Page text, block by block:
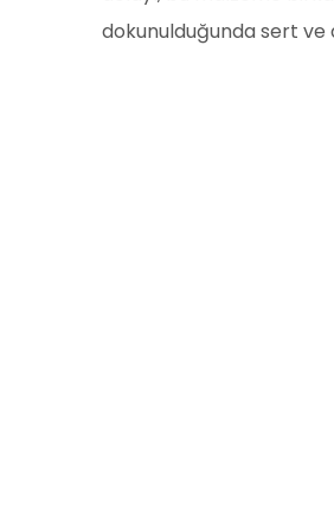
dokunulduğunda sert ve